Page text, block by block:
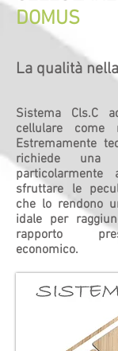
DOMUS
La qualità
Sistema Cls.C
cellulare come
Estremamente
richiede una
sfruttare le
che lo rendono
idale per
rapporto
economico.